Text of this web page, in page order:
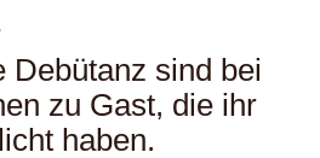
Debütanz sind bei
zu Gast, die ihr
haben.